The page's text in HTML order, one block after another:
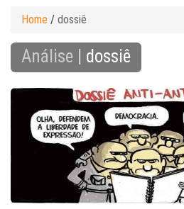
Home / dossiê
Análise | dossiê